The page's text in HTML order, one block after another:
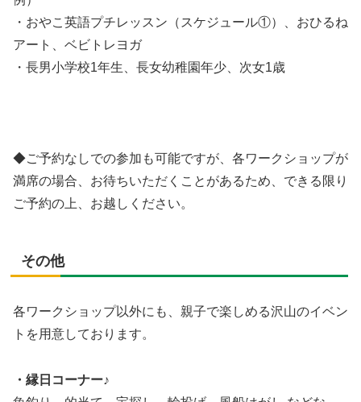
・おやこ英語プチレッスン（スケジュール①）、おひるね
アート、ベビトレヨガ
・長男小学校1年生、長女幼稚園年少、次女1歳
◆ご予約なしでの参加も可能ですが、各ワークショップが
満席の場合、お待ちいただくことがあるため、できる限り
ご予約の上、お越しください。
その他
各ワークショップ以外にも、親子で楽しめる沢山のイベン
トを用意しております。
・縁日コーナー♪